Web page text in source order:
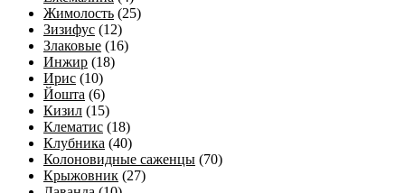
Жимолость (25)
Зизифус (12)
Злаковые (16)
Инжир (18)
Ирис (10)
Йошта (6)
Кизил (15)
Клематис (18)
Клубника (40)
Колоновидные саженцы (70)
Крыжовник (27)